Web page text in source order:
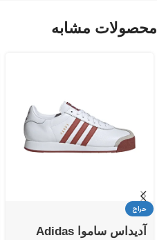
محصولات مشابه
حراج
آدیداس ساموا Adidas